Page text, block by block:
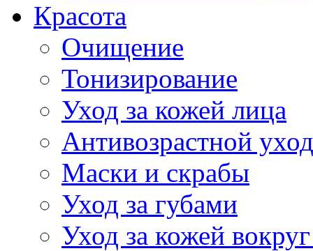
Красота
Очищение
Тонизирование
Уход за кожей лица
Антивозрастной уход
Маски и скрабы
Уход за губами
Уход за кожей вокруг